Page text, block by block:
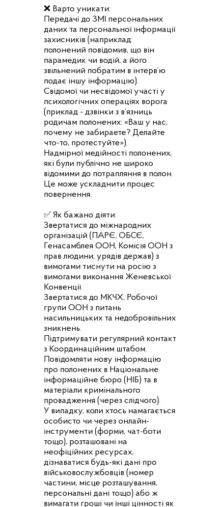
❌ Варто уникати:
Передачі до ЗМІ персональних
даних та персональної інформації
захисників (наприклад:
полонений повідомив, що він
парамедик чи водій, а його
звільнений побратим в інтерв’ю
подає іншу інформацію).
Свідомої чи несвідомої участі у
психологічних операціях ворога
(приклад - дзвінки з в’язниць
родичам полонених: «Ваш у нас,
почему не забираете? Делайте
что-то, протестуйте»).
Надмірної медійності полонених,
які були публічно не широко
відомими до потрапляння в полон.
Це може ускладнити процес
повернення.
✅ Як бажано діяти:
Звертатися до міжнародних
організацій (ПАРЄ, ОБСЄ,
Генасамблея ООН, Комісія ООН з
прав людини, урядів держав) з
вимогами тиснути на росію з
вимогами виконання Женевської
Конвенції.
Звертатися до МКЧХ, Робочої
групи ООН з питань
насильницьких та недобровільних
зникнень.
Підтримувати регулярний контакт
з Координаційним штабом.
Повідомляти нову інформацію
про полонених в Національне
інформаційне бюро (НІБ) та в
матеріали кримінального
провадження (через слідчого).
У випадку, коли хтось намагається
особисто чи через онлайн-
інструменти (форми, чат-боти
тощо), розташовані на
неофіційних ресурсах,
дізнаватися будь-які дані про
військовослужбовців (номер
частини, місце розташування,
персональні дані тощо) або ж
вимагати гроші чи інші цінності як